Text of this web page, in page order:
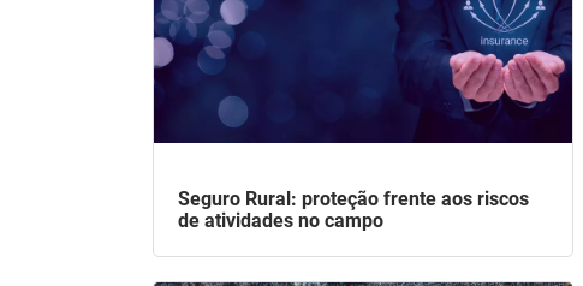
Seguro Rural: proteção frente aos riscos
de atividades no campo